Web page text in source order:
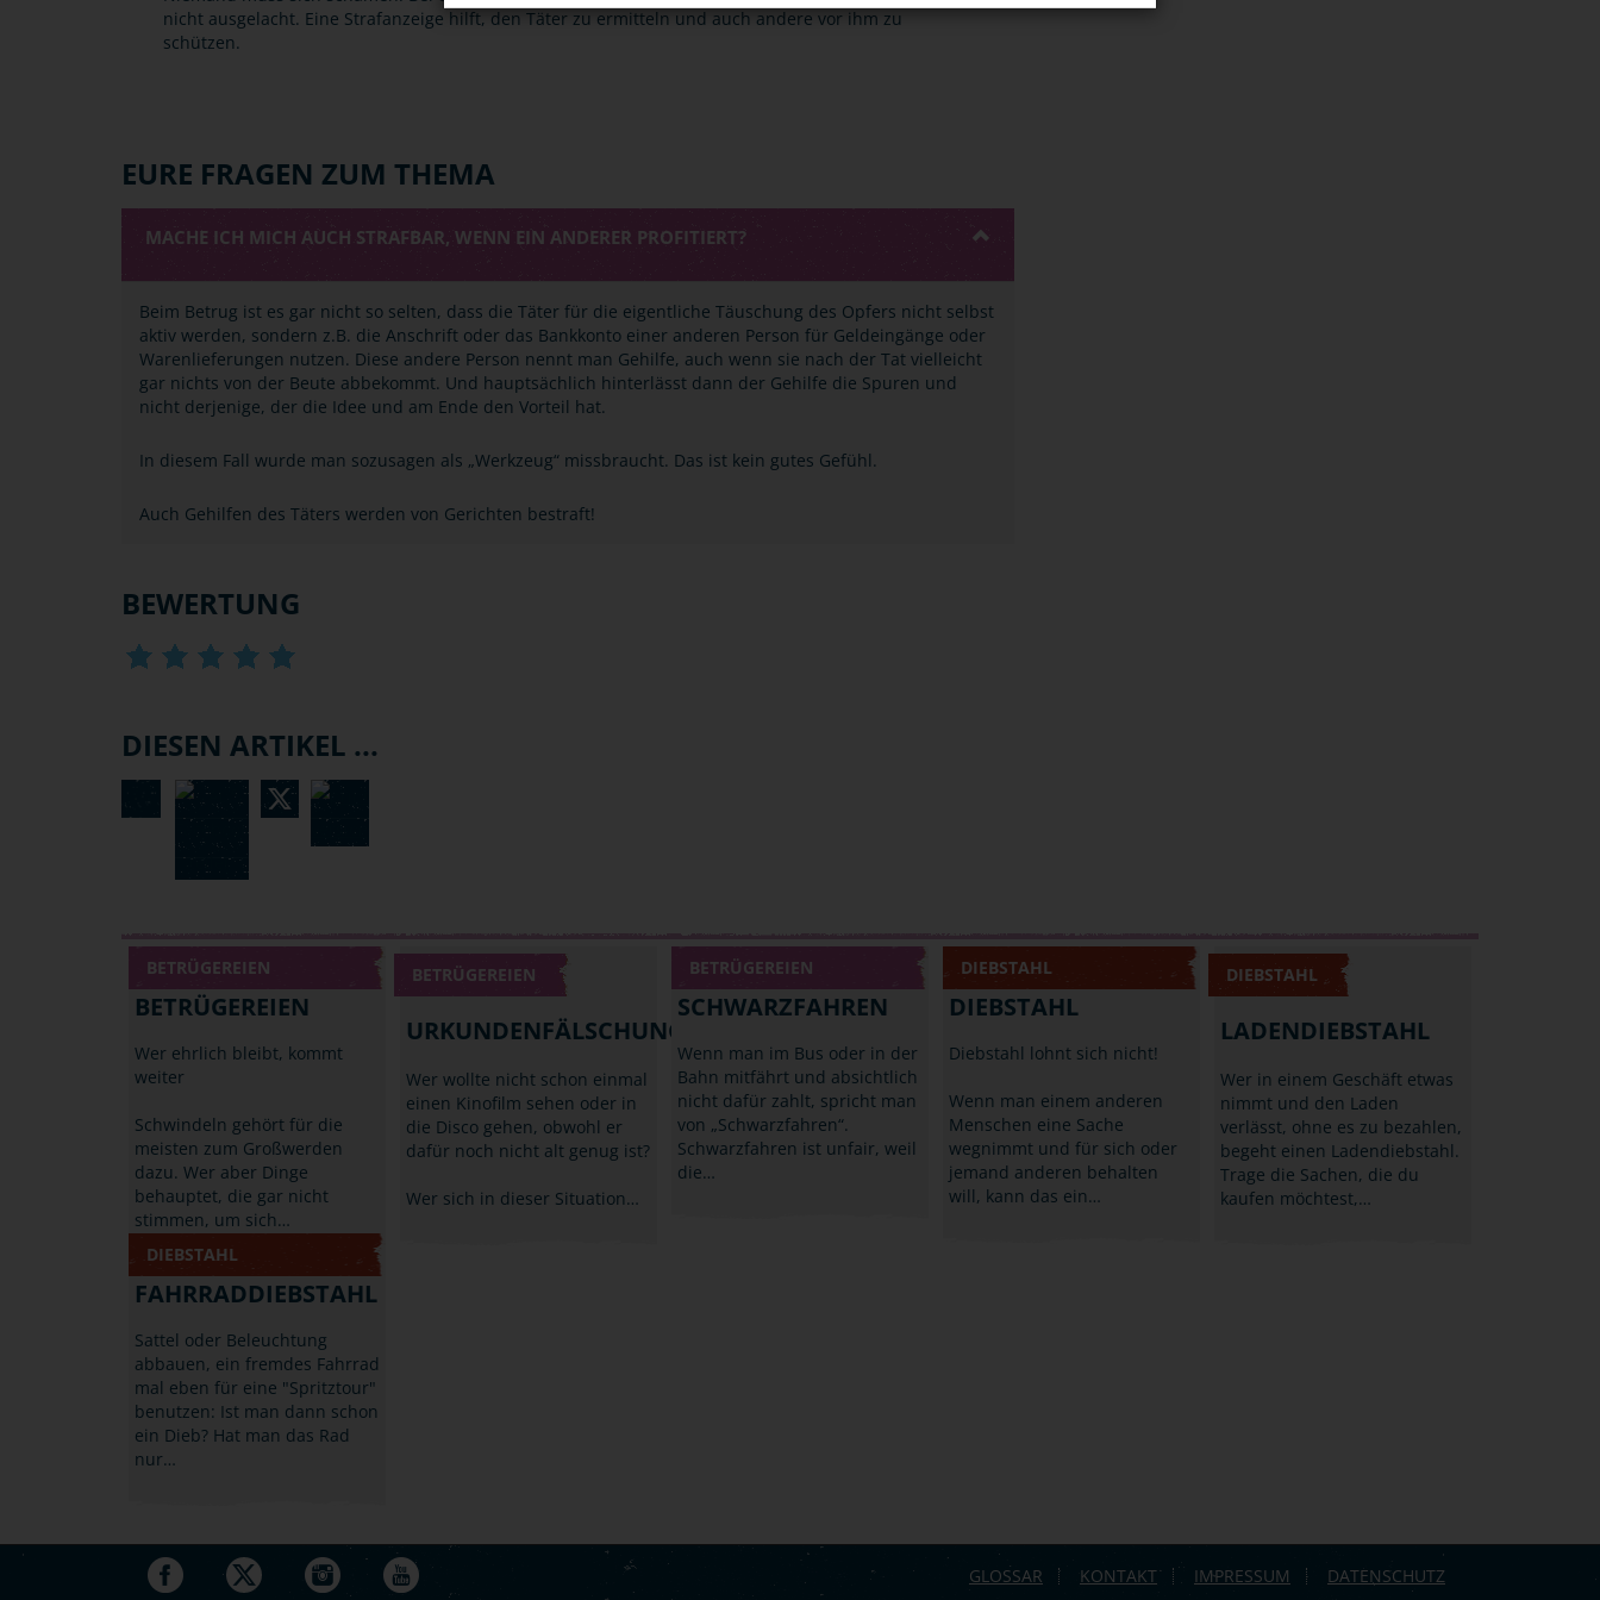
nicht ausgelacht. Eine Strafanzeige hilft, den Täter zu ermitteln und auch andere vor ihm zu
schützen.
EURE FRAGEN ZUM THEMA
MACHE ICH MICH AUCH STRAFBAR, WENN EIN ANDERER PROFITIERT?
Beim Betrug ist es gar nicht so selten, dass die Täter für die eigentliche Täuschung des Opfers nicht selbst
aktiv werden, sondern z.B. die Anschrift oder das Bankkonto einer anderen Person für Geldeingänge oder
Warenlieferungen nutzen. Diese andere Person nennt man Gehilfe, auch wenn sie nach der Tat vielleicht
gar nichts von der Beute abbekommt. Und hauptsächlich hinterlässt dann der Gehilfe die Spuren und
nicht derjenige, der die Idee und am Ende den Vorteil hat.
In diesem Fall wurde man sozusagen als „Werkzeug“ missbraucht. Das ist kein gutes Gefühl.
Auch Gehilfen des Täters werden von Gerichten bestraft!
BEWERTUNG
DIESEN ARTIKEL ...
BETRÜGEREIEN
BETRÜGEREIEN
Wer ehrlich bleibt, kommt
weiter
Schwindeln gehört für die
meisten zum Großwerden
dazu. Wer aber Dinge
behauptet, die gar nicht
stimmen, um sich…
BETRÜGEREIEN
URKUNDENFÄLSCHUNG
Wer wollte nicht schon einmal
einen Kinofilm sehen oder in
die Disco gehen, obwohl er
dafür noch nicht alt genug ist?
Wer sich in dieser Situation…
BETRÜGEREIEN
SCHWARZFAHREN
Wenn man im Bus oder in der
Bahn mitfährt und absichtlich
nicht dafür zahlt, spricht man
von „Schwarzfahren“.
Schwarzfahren ist unfair, weil
die…
DIEBSTAHL
DIEBSTAHL
Diebstahl lohnt sich nicht!
Wenn man einem anderen
Menschen eine Sache
wegnimmt und für sich oder
jemand anderen behalten
will, kann das ein…
DIEBSTAHL
LADENDIEBSTAHL
Wer in einem Geschäft etwas
nimmt und den Laden
verlässt, ohne es zu bezahlen,
begeht einen Ladendiebstahl.
Trage die Sachen, die du
kaufen möchtest,…
DIEBSTAHL
FAHRRADDIEBSTAHL
Sattel oder Beleuchtung
abbauen, ein fremdes Fahrrad
mal eben für eine "Spritztour"
benutzen: Ist man dann schon
ein Dieb? Hat man das Rad
nur…
GLOSSAR KONTAKT IMPRESSUM DATENSCHUTZ